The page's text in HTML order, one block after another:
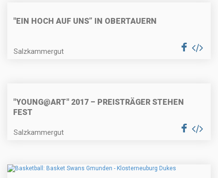
"EIN HOCH AUF UNS” IN OBERTAUERN
Salzkammergut
"YOUNG@ART" 2017 – PREISTRÄGER STEHEN
FEST
Salzkammergut